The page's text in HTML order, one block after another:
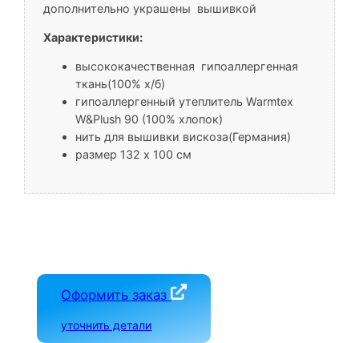
дополнительно украшены вышивкой
Характеристики:
высококачественная гипоаллергенная
ткань(100% х/б)
гипоаллергенный утеплитель Warmtex
W&Plush 90 (100% хлопок)
нить для вышивки вискоза(Германия)
размер 132 х 100 см
Оформить заказ
уточнить детали